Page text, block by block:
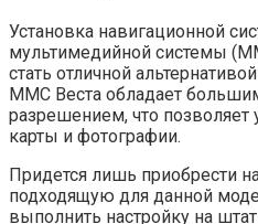
Установка навигационной
мультимедийной системы
стать отличной
ММС Веста обладает
разрешением, что позволяет
карты и фотографии.
Придется лишь приобрести
подходящую для данной
выполнить настройку на